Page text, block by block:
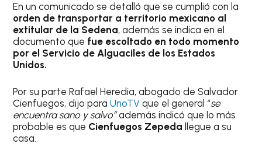
En un comunicado se detalló que se cumplió con la
orden de transportar a territorio mexicano al
extitular de la Sedena, además se indica en el
documento que fue escoltado en todo momento
por el Servicio de Alguaciles de los Estados
Unidos.
Por su parte Rafael Heredia, abogado de Salvador
Cienfuegos, dijo para UnoTV que el general “se
encuentra sano y salvo”además indicó que lo más
probable es que Cienfuegos Zepeda llegue a su
casa.